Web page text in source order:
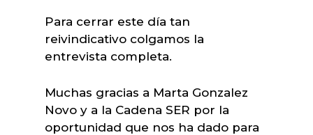
Para cerrar este día tan
reivindicativo colgamos la
entrevista completa.
Muchas gracias a Marta Gonzalez
Novo y a la Cadena SER por la
oportunidad que nos ha dado para